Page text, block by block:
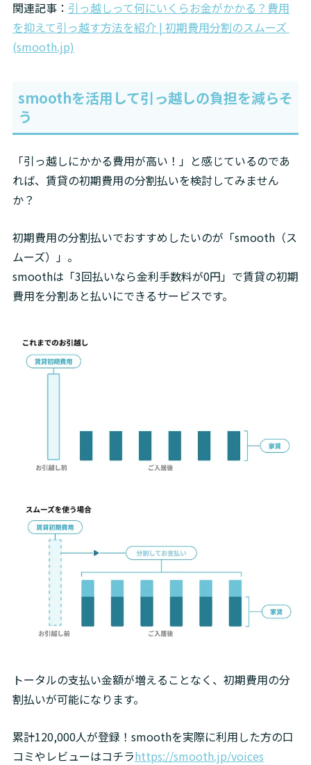
関連記事： 引っ越しって何にいくらお金がかかる？費用
を抑えて引っ越す方法を紹介 | 初期費用分割のスムーズ
(smooth.jp)
smoothを活用して引っ越しの負担を減らそ
う
「引っ越しにかかる費用が高い！」と感じているのであ
れば、賃貸の初期費用の分割払いを検討してみません
か？
初期費用の分割払いでおすすめしたいのが「smooth（ス
ムーズ）」。
smoothは「3回払いなら金利手数料が0円」で賃貸の初期
費用を分割あと払いにできるサービスです。
トータルの支払い金額が増えることなく、初期費用の分
割払いが可能になります。
累計120,000人が登録！smoothを実際に利用した方の口
コミやレビューはコチラhttps://smooth.jp/voices